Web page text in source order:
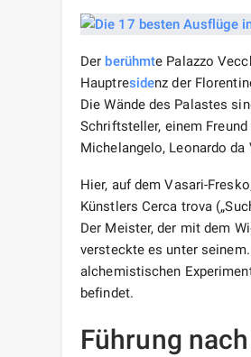
Der berühmte Palazzo
Hauptresidenz der
Die Wände des Palastes
Schriftsteller, einem
Michelangelo, Leonardo da
Hier, auf dem Vasari-
Künstlers Cerca trova
Der Meister, der mit dem
versteckte es unter
alchemistischen
befindet.
Führung